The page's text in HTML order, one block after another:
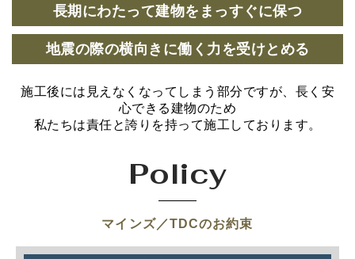
長期にわたって建物をまっすぐに保つ
地震の際の横向きに働く力を受けとめる
施工後には見えなくなってしまう部分ですが、長く安
心できる建物のため
私たちは責任と誇りを持って施工しております。
Policy
マインズ／TDCのお約束